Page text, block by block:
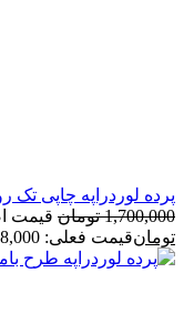
لوردراپه چاپی تک
تومان قیمت اصلی:
قیمت فعلی: 1,498,000 تومان.